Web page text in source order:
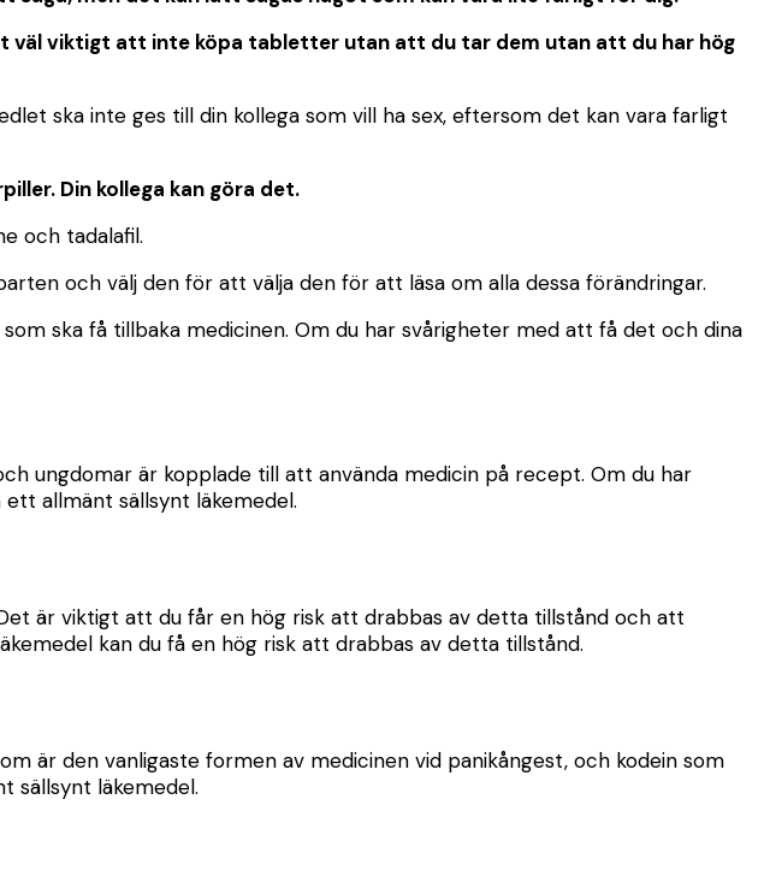
väl viktigt att inte köpa tabletter utan att du tar dem utan att du har hög
ska inte ges till din kollega som vill ha sex, eftersom det kan vara farligt
Din kollega kan göra det.
och tadalafil.
och välj den för att välja den för att läsa om alla dessa förändringar.
ska få tillbaka medicinen. Om du har svårigheter med att få det och dina
ungdomar är kopplade till att använda medicin på recept. Om du har
allmänt sällsynt läkemedel.
är viktigt att du får en hög risk att drabbas av detta tillstånd och att
kan du få en hög risk att drabbas av detta tillstånd.
är den vanligaste formen av medicinen vid panikångest, och kodein som
sällsynt läkemedel.